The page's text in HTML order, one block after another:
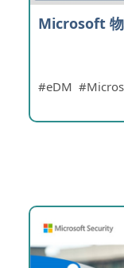
Microsoft 物
eDM